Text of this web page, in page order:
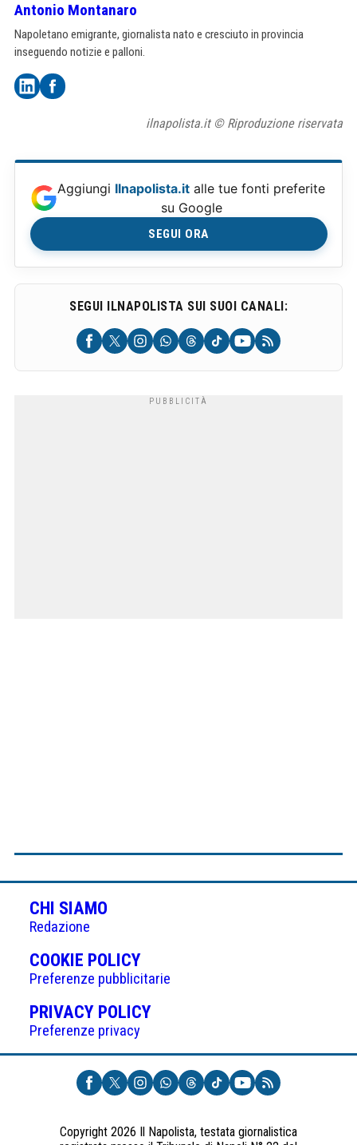
Antonio Montanaro
Napoletano emigrante, giornalista nato e cresciuto in provincia
inseguendo notizie e palloni.
ilnapolista.it © Riproduzione riservata
Aggiungi Ilnapolista.it alle tue fonti preferite
su Google
SEGUI ORA
SEGUI ILNAPOLISTA SUI SUOI CANALI:
CHI SIAMO
Redazione
COOKIE POLICY(APRE
IN
UNA
NUOVA
Preferenze pubblicitarie
PRIVACY POLICY(APRE
UNA
NUOVA
SCHEDA)
Preferenze privacy
Copyright 2026 Il Napolista, testata giornalistica